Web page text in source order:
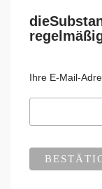
Ihre E-Mail-